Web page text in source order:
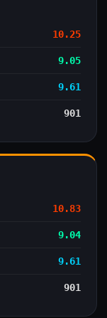
10.25
9.05
9.61
901
10.83
9.04
9.61
901